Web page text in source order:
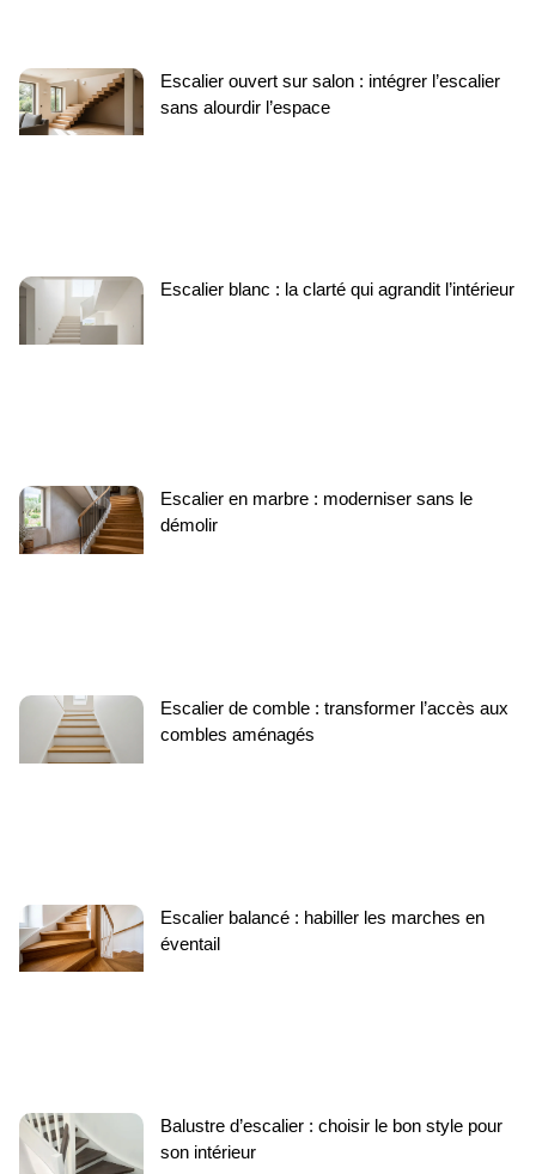
Escalier ouvert sur salon : intégrer l’escalier
sans alourdir l’espace
Escalier blanc : la clarté qui agrandit l’intérieur
Escalier en marbre : moderniser sans le
démolir
Escalier de comble : transformer l’accès aux
combles aménagés
Escalier balancé : habiller les marches en
éventail
Balustre d’escalier : choisir le bon style pour
son intérieur